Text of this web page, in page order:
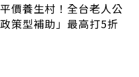
價養生村！全台老人公
策型補助」最高打5折